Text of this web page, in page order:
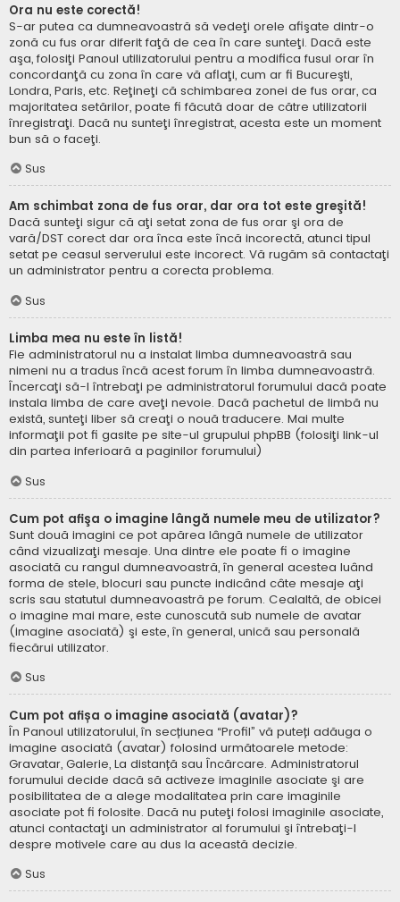
Ora nu este corectă!
S-ar putea ca dumneavoastră să vedeţi orele afişate dintr-o
zonă cu fus orar diferit faţă de cea în care sunteţi. Dacă este
aşa, folosiţi Panoul utilizatorului pentru a modifica fusul orar în
concordanţă cu zona în care vă aflaţi, cum ar fi Bucureşti,
Londra, Paris, etc. Reţineţi că schimbarea zonei de fus orar, ca
majoritatea setărilor, poate fi făcută doar de către utilizatorii
înregistraţi. Dacă nu sunteţi înregistrat, acesta este un moment
bun să o faceţi.
Sus
Am schimbat zona de fus orar, dar ora tot este greşită!
Dacă sunteţi sigur că aţi setat zona de fus orar şi ora de
vară/DST corect dar ora înca este încă incorectă, atunci tipul
setat pe ceasul serverului este incorect. Vă rugăm să contactaţi
un administrator pentru a corecta problema.
Sus
Limba mea nu este în listă!
Fie administratorul nu a instalat limba dumneavoastră sau
nimeni nu a tradus încă acest forum în limba dumneavoastră.
Încercaţi să-l întrebaţi pe administratorul forumului dacă poate
instala limba de care aveţi nevoie. Dacă pachetul de limbă nu
există, sunteţi liber să creaţi o nouă traducere. Mai multe
informaţii pot fi gasite pe site-ul grupului phpBB (folosiţi link-ul
din partea inferioară a paginilor forumului)
Sus
Cum pot afişa o imagine lângă numele meu de utilizator?
Sunt două imagini ce pot apărea lângă numele de utilizator
când vizualizaţi mesaje. Una dintre ele poate fi o imagine
asociată cu rangul dumneavoastră, în general acestea luând
forma de stele, blocuri sau puncte indicând câte mesaje aţi
scris sau statutul dumneavoastră pe forum. Cealaltă, de obicei
o imagine mai mare, este cunoscută sub numele de avatar
(imagine asociată) şi este, în general, unică sau personală
fiecărui utilizator.
Sus
Cum pot afișa o imagine asociată (avatar)?
În Panoul utilizatorului, în secțiunea “Profil” vă puteți adăuga o
imagine asociată (avatar) folosind următoarele metode:
Gravatar, Galerie, La distanță sau Încărcare. Administratorul
forumului decide dacă să activeze imaginile asociate şi are
posibilitatea de a alege modalitatea prin care imaginile
asociate pot fi folosite. Dacă nu puteţi folosi imaginile asociate,
atunci contactaţi un administrator al forumului şi întrebaţi-l
despre motivele care au dus la această decizie.
Sus